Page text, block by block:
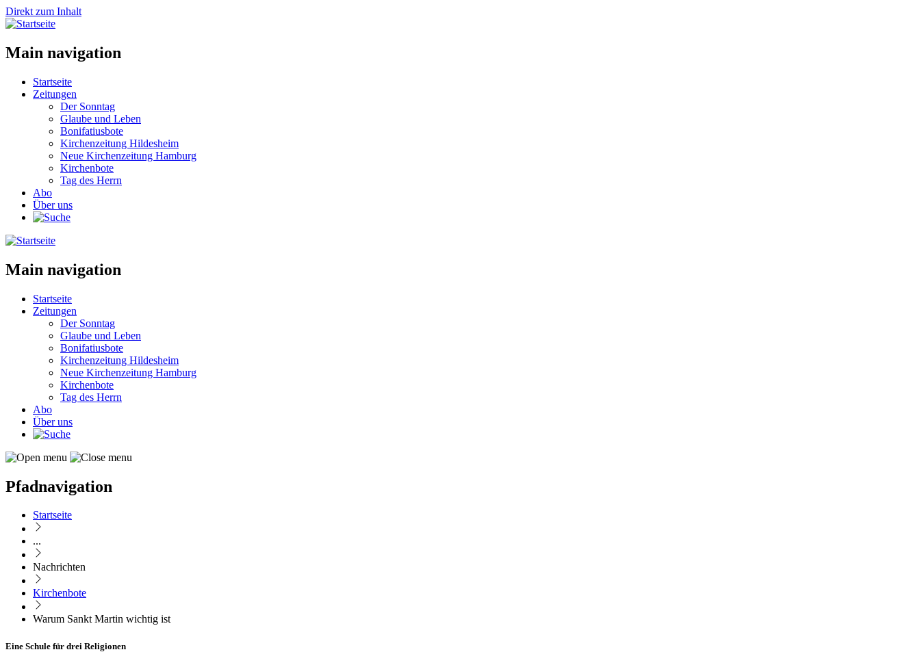
Direkt zum Inhalt
Main navigation
Startseite
Zeitungen
Der Sonntag
Glaube und Leben
Bonifatiusbote
Kirchenzeitung Hildesheim
Neue Kirchenzeitung Hamburg
Kirchenbote
Tag des Herrn
Abo
Über uns
Main navigation
Startseite
Zeitungen
Der Sonntag
Glaube und Leben
Bonifatiusbote
Kirchenzeitung Hildesheim
Neue Kirchenzeitung Hamburg
Kirchenbote
Tag des Herrn
Abo
Über uns
Pfadnavigation
Startseite
...
Nachrichten
Kirchenbote
Warum Sankt Martin wichtig ist
Eine Schule für drei Religionen